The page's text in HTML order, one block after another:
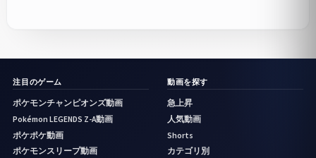
注目のゲーム
ポケモンチャンピオンズ動画
Pokémon LEGENDS Z-A動画
ポケポケ動画
ポケモンスリープ動画
動画を探す
急上昇
人気動画
Shorts
カテゴリ別